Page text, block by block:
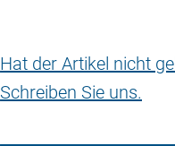
Hat der Artikel nicht
Schreiben Sie uns.